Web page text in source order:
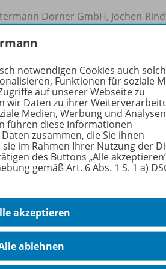
Dorner GmbH, Jochen-
von der 4. Klasse Volksschule
Lerninhalte der Volksschule
Übungsmaterialien zu den
auf die Sprache und
sowie praktische Lerntipps und
notwendigen Cookies auch
Funktionen für soziale
auf unserer Webseite zu
wir Daten zu ihrer
Medien, Werbung und Analysen
führen diese Informationen
zusammen, die Sie ihnen
im Rahmen Ihrer Nutzung der
des Buttons „Alle
gemäß Art. 6 Abs. 1 S. 1 a)
akzeptieren
ablehnen